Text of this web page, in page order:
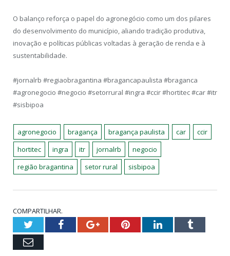
O balanço reforça o papel do agronegócio como um dos pilares
do desenvolvimento do município, aliando tradição produtiva,
inovação e políticas públicas voltadas à geração de renda e à
sustentabilidade.
#jornalrb #regiaobragantina #bragancapaulista #braganca
#agronegocio #negocio #setorrural #ingra #ccir #hortitec #car #itr
#sisbipoa
agronegocio bragança bragança paulista car
ccir
hortitec
ingra itr jornalrb
negocio
região bragantina
setor rural sisbipoa
COMPARTILHAR.
TwitterFacebookGoogle+PinterestLinkedInTumblr
Email